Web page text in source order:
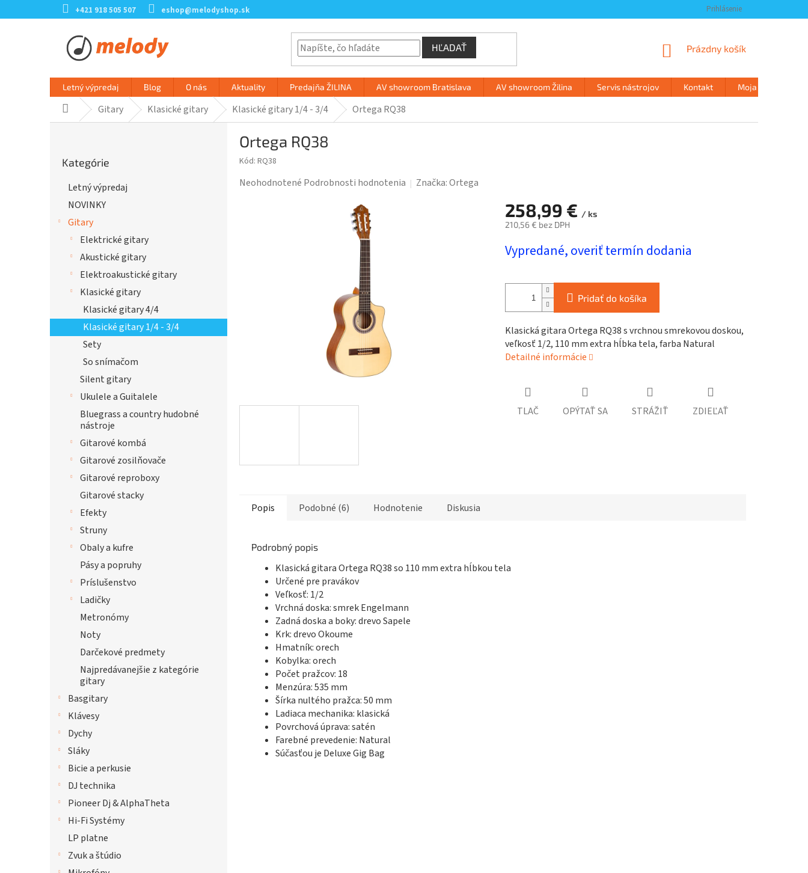
na
+421 918 505 507 eshop@melodyshop.sk Prihlásenie
HĽADAŤ
NÁKUPNÝ
Prázdny košík
Letný výpredaj Blog O nás Aktuality Predajňa ŽILINA AV showroom Bratislava AV showroom Žilina Servis nástrojov Kontakt Moja objednávka
DomovGitary Klasické gitary Klasické gitary 1/4 - 3/4 Ortega RQ38
kategórie
Kategórie
Letný výpredaj
NOVINKY
Gitary
Elektrické gitary
Akustické gitary
Elektroakustické gitary
Klasické gitary
Klasické gitary 4/4
Klasické gitary 1/4 - 3/4
Sety
So snímačom
Silent gitary
Ukulele a Guitalele
Bluegrass a country hudobné
nástroje
Gitarové kombá
Gitarové zosilňovače
Gitarové reproboxy
Gitarové stacky
Efekty
Struny
Obaly a kufre
Pásy a popruhy
Príslušenstvo
Ladičky
Metronómy
Noty
Darčekové predmety
Najpredávanejšie z kategórie
gitary
Basgitary
Klávesy
Dychy
Sláky
Bicie a perkusie
DJ technika
Pioneer Dj & AlphaTheta
Hi-Fi Systémy
LP platne
Zvuk a štúdio
Ortega RQ38
Kód: RQ38
Priemerné
Neohodnotené Podrobnosti hodnotenia Značka:Ortega
258,99 € / ks
210,56 € bez DPH
cena:
Vypredané, overiť termín dodania
Pridať do košíka
Klasická gitara Ortega RQ38 s vrchnou smrekovou doskou,
veľkosť 1/2, 110 mm extra hĺbka tela, farba Natural
Detailné informácie
TLAČ OPÝTAŤ SA STRÁŽIŤ ZDIEĽAŤ
Popis Podobné (6) Hodnotenie Diskusia
Podrobný popis
Klasická gitara Ortega RQ38 so 110 mm extra hĺbkou tela
Určené pre pravákov
Veľkosť: 1/2
Vrchná doska: smrek Engelmann
Zadná doska a boky: drevo Sapele
Krk: drevo Okoume
Hmatník:orech
Kobylka:orech
Počet pražcov: 18
Menzúra: 535 mm
Šírka nultého pražca: 50 mm
Ladiaca mechanika: klasická
Povrchová úprava: satén
Farebné prevedenie: Natural
Súčasťou je Deluxe Gig Bag